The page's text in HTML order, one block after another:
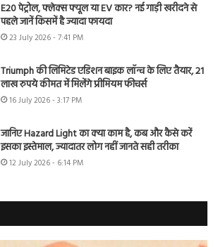
E20 पेट्रोल, फ्लेक्स फ्यूल या EV कार? नई गाड़ी खरीदने से
पहले जानें किसमें है ज्यादा फायदा
23 July 2026 - 7:41 PM
Triumph की लिमिटेड एडिशन बाइक लॉन्च के लिए तैयार, 21
लाख रुपये कीमत में मिलेंगे प्रीमियम फीचर्स
16 July 2026 - 3:17 PM
जानिए Hazard Light का क्या काम है, कब और कैसे करें
इसका इस्तेमाल, ज्यादातर लोग नहीं जानते सही तरीका
12 July 2026 - 6:14 PM